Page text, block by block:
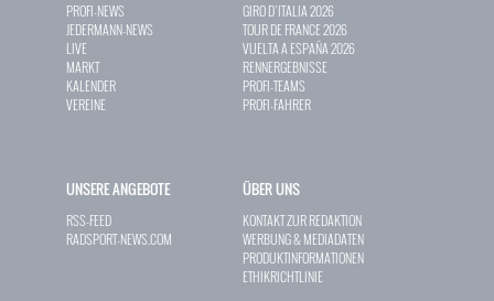
PROFI-NEWS
JEDERMANN-NEWS
LIVE
MARKT
KALENDER
VEREINE
GIRO D`ITALIA 2026
TOUR DE FRANCE 2026
VUELTA A ESPAÑA 2026
RENNERGEBNISSE
PROFI-TEAMS
PROFI-FAHRER
UNSERE ANGEBOTE
RSS-FEED
RADSPORT-NEWS.COM
ÜBER UNS
KONTAKT ZUR REDAKTION
WERBUNG & MEDIADATEN
PRODUKTINFORMATIONEN
ETHIKRICHTLINIE